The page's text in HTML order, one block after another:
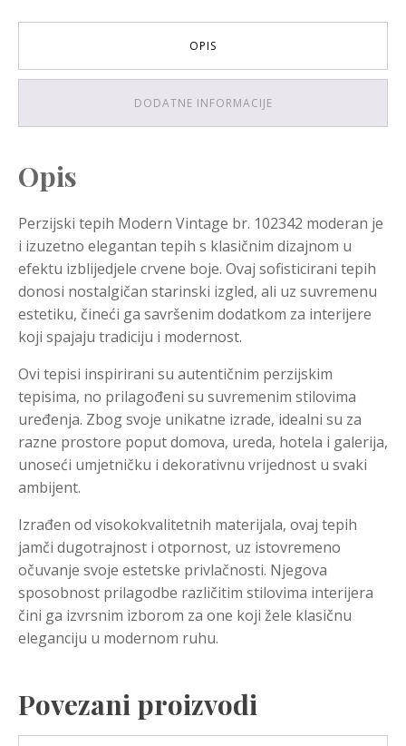
OPIS
DODATNE INFORMACIJE
Opis
Perzijski tepih Modern Vintage br. 102342 moderan je
i izuzetno elegantan tepih s klasičnim dizajnom u
efektu izblijedjele crvene boje. Ovaj sofisticirani tepih
donosi nostalgičan starinski izgled, ali uz suvremenu
estetiku, čineći ga savršenim dodatkom za interijere
koji spajaju tradiciju i modernost.
Ovi tepisi inspirirani su autentičnim perzijskim
tepisima, no prilagođeni su suvremenim stilovima
uređenja. Zbog svoje unikatne izrade, idealni su za
razne prostore poput domova, ureda, hotela i galerija,
unoseći umjetničku i dekorativnu vrijednost u svaki
ambijent.
Izrađen od visokokvalitetnih materijala, ovaj tepih
jamči dugotrajnost i otpornost, uz istovremeno
očuvanje svoje estetske privlačnosti. Njegova
sposobnost prilagodbe različitim stilovima interijera
čini ga izvrsnim izborom za one koji žele klasičnu
eleganciju u modernom ruhu.
Povezani proizvodi